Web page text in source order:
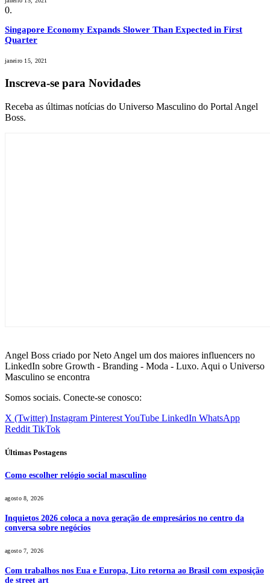
Singapore Economy Expands Slower Than Expected in First
Quarter
janeiro 15, 2021
Inscreva-se para Novidades
Receba as últimas notícias do Universo Masculino do Portal Angel
Boss.
Angel Boss criado por Neto Angel um dos maiores influencers no
LinkedIn sobre Growth - Branding - Moda - Luxo. Aqui o Universo
Masculino se encontra
Somos sociais. Conecte-se conosco:
X (Twitter) Instagram PinterestYouTube LinkedIn WhatsApp
Reddit TikTok
Últimas Postagens
Como escolher relógio social masculino
agosto 8, 2026
Inquietos 2026 coloca a nova geração de empresários no centro da
conversa sobre negócios
agosto 7, 2026
Com trabalhos nos Eua e Europa, Lito retorna ao Brasil com exposição
de street art